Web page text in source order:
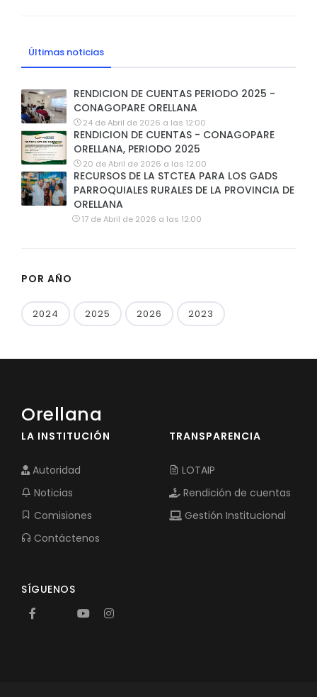
Últimas noticias
RENDICION DE CUENTAS PERIODO 2025 -
CONAGOPARE ORELLANA
24 de Abril de 2026 a las 12:00
RENDICION DE CUENTAS - CONAGOPARE
ORELLANA, PERIODO 2025
20 de Abril de 2026 a las 12:00
RECURSOS DE LA STCTEA PARA LOS GADS
PARROQUIALES RURALES DE LA PROVINCIA DE
ORELLANA
17 de Abril de 2026 a las 12:00
POR AÑO
2024 2025 2026 2023
Orellana
LA INSTITUCIÓN
Autoridad
Noticias
Comisiones
Contáctenos
TRANSPARENCIA
LOTAIP
Rendición de cuentas
Gestión Institucional
SÍGUENOS